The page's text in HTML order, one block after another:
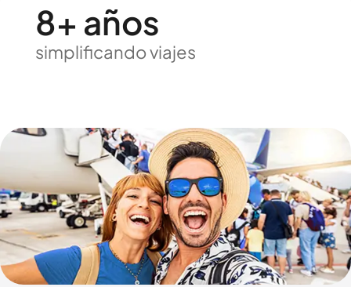
8+ años
simplificando viajes